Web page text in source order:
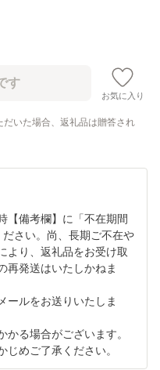
お気に入り
いた場合、返礼品は贈答され
【備考欄】に「不在期間
さい。尚、長期ご不在や
より、返礼品をお受け取
再発送はいたしかねま
ールをお送りいたしま
る場合がございます。
めご了承ください。